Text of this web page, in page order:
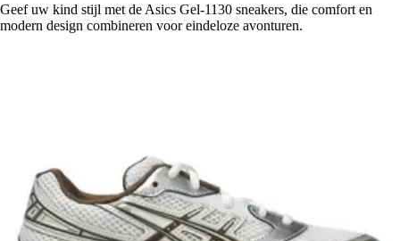
Geef uw kind stijl met de Asics Gel-1130 sneakers, die comfort en
modern design combineren voor eindeloze avonturen.